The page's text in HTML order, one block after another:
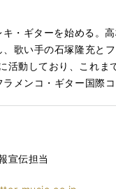
・ギターを始める。
歌い手の石塚隆充と
活動しており、これ
メンコ・ギター国際
宣伝担当